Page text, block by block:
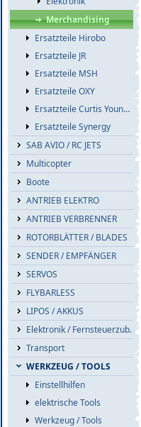
Merchandising
Ersatzteile Hirobo
Ersatzteile JR
Ersatzteile MSH
Ersatzteile OXY
Ersatzteile Curtis Youngblood
Ersatzteile Synergy
SAB AVIO / RC JETS
Multicopter
Boote
ANTRIEB ELEKTRO
ANTRIEB VERBRENNER
ROTORBLÄTTER / BLADES
SENDER / EMPFÄNGER
SERVOS
FLYBARLESS
LIPOS / AKKUS
Elektronik / Fernsteuerzub.
Transport
WERKZEUG / TOOLS
Einstellhilfen
elektrische Tools
Werkzeug / Tools